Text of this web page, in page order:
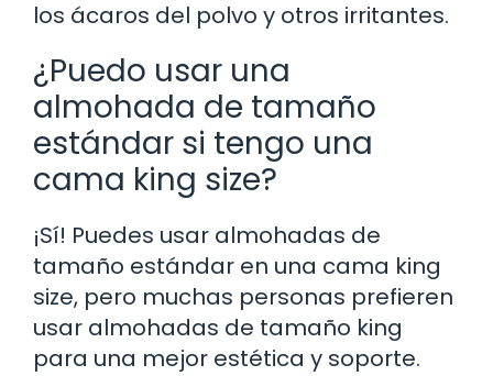
los ácaros del polvo y otros irritantes.
¿Puedo usar una
almohada de tamaño
estándar si tengo una
cama king size?
¡Sí! Puedes usar almohadas de
tamaño estándar en una cama king
size, pero muchas personas prefieren
usar almohadas de tamaño king
para una mejor estética y soporte.